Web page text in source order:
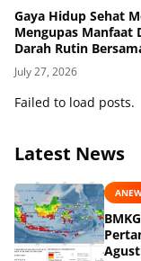
Gaya Hidup Sehat
Mengupas Manfaat
Darah Rutin
Kabupaten Lumajang
July 27, 2026
Failed to load posts.
Latest News